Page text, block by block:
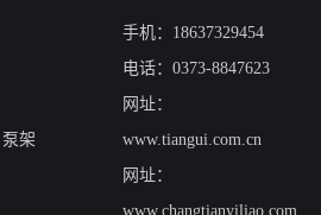
泵架
手机：18637329454
电话：0373-8847623
网址：
www.tiangui.com.cn
网址：
www.changtianyiliao.com